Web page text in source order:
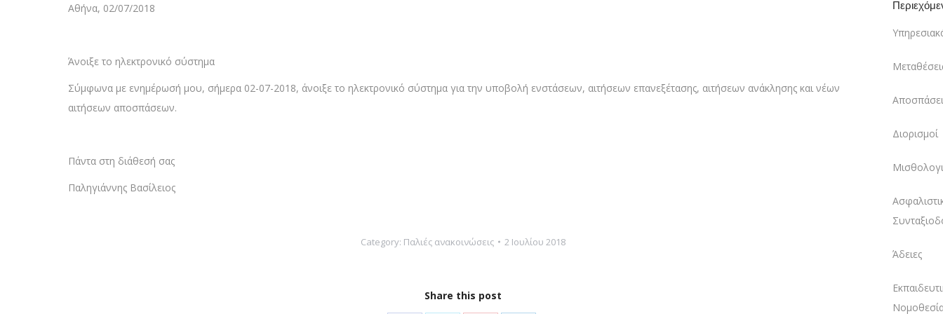
Αθήνα, 02/07/2018
Άνοιξε το ηλεκτρονικό σύστημα
Σύμφωνα με ενημέρωσή μου, σήμερα 02-07-2018, άνοιξε το ηλεκτρονικό σύστημα για την υποβολή ενστάσεων, αιτήσεων επανεξέτασης, αιτήσεων ανάκλησης και νέων
αιτήσεων αποσπάσεων.
Πάντα στη διάθεσή σας
Παληγιάννης Βασίλειος
Category: Παλιές ανακοινώσεις 2 Ιουλίου 2018
Share this post
Διορισμοί
Άδειες